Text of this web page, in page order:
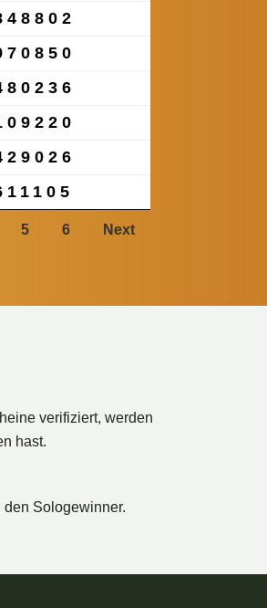
5 6 Next
verifiziert, werden
hast.
Sologewinner.